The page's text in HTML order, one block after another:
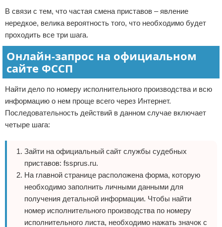
В связи с тем, что частая смена приставов – явление
нередкое, велика вероятность того, что необходимо будет
проходить все три шага.
Онлайн-запрос на официальном
сайте ФССП
Найти дело по номеру исполнительного производства и всю
информацию о нем проще всего через Интернет.
Последовательность действий в данном случае включает
четыре шага:
Зайти на официальный сайт службы судебных
приставов: fssprus.ru.
На главной странице расположена форма, которую
необходимо заполнить личными данными для
получения детальной информации. Чтобы найти
номер исполнительного производства по номеру
исполнительного листа, необходимо нажать значок с